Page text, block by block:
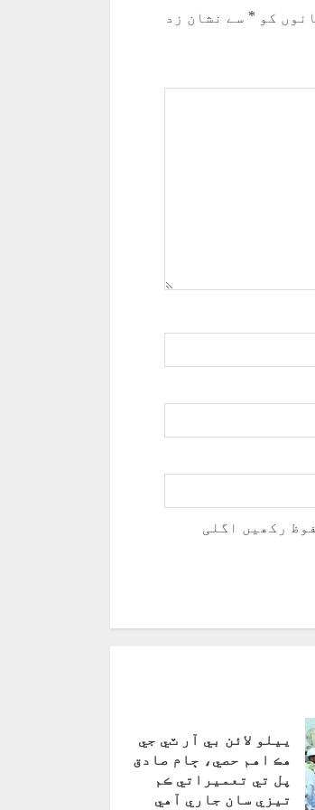
کو * سے نشان زد
رکھیں اگلی
ييلو لائن بي آر ٽي جي
هڪ اهم حصي، ڄام صادق
پل تي تعميراتي ڪم
تيزي سان جاري آهي